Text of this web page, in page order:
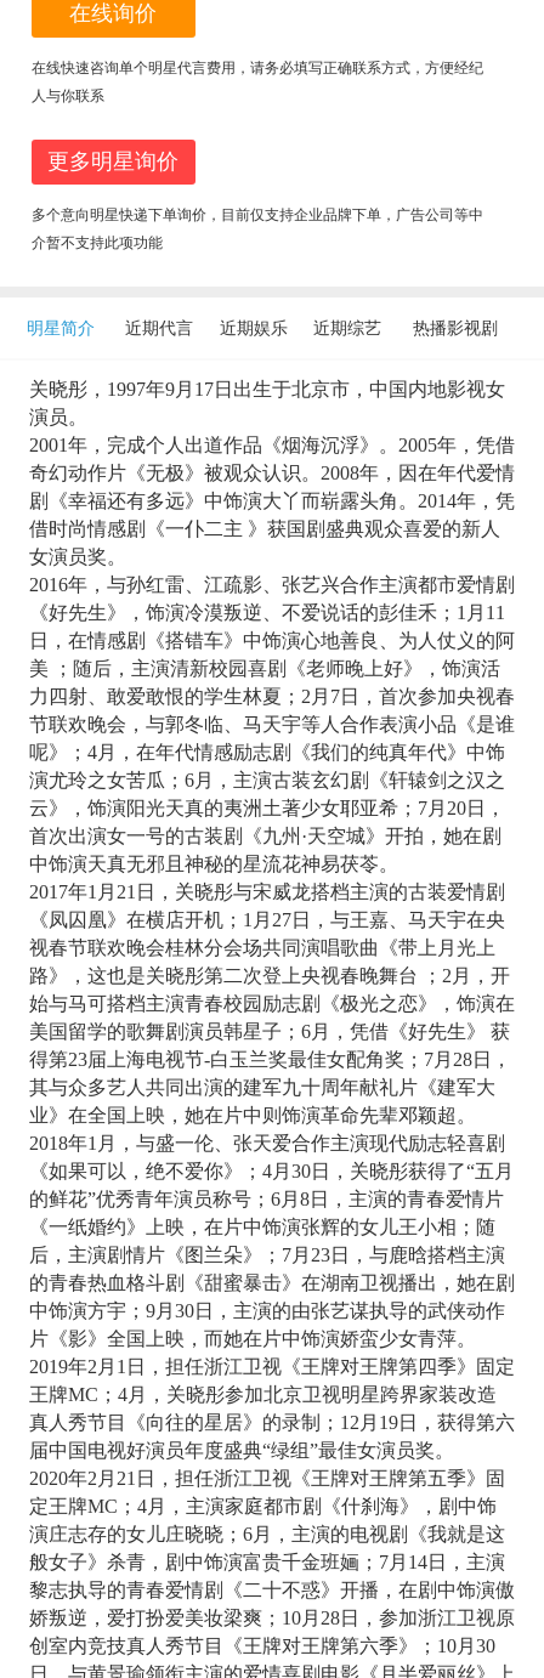
在线询价
在线快速咨询单个明星代言费用，请务必填写正确联系方式，方便经纪
人与你联系
更多明星询价
多个意向明星快递下单询价，目前仅支持企业品牌下单，广告公司等中
介暂不支持此项功能
明星简介 近期代言 近期娱乐 近期综艺 热播影视剧
关晓彤，1997年9月17日出生于北京市，中国内地影视女
演员。
2001年，完成个人出道作品《烟海沉浮》。2005年，凭借
奇幻动作片《无极》被观众认识。2008年，因在年代爱情
剧《幸福还有多远》中饰演大丫而崭露头角。2014年，凭
借时尚情感剧《一仆二主 》获国剧盛典观众喜爱的新人
女演员奖。
2016年，与孙红雷、江疏影、张艺兴合作主演都市爱情剧
《好先生》，饰演冷漠叛逆、不爱说话的彭佳禾；1月11
日，在情感剧《搭错车》中饰演心地善良、为人仗义的阿
美 ；随后，主演清新校园喜剧《老师晚上好》，饰演活
力四射、敢爱敢恨的学生林夏；2月7日，首次参加央视春
节联欢晚会，与郭冬临、马天宇等人合作表演小品《是谁
呢》；4月，在年代情感励志剧《我们的纯真年代》中饰
演尤玲之女苦瓜；6月，主演古装玄幻剧《轩辕剑之汉之
云》，饰演阳光天真的夷洲土著少女耶亚希；7月20日，
首次出演女一号的古装剧《九州·天空城》开拍，她在剧
中饰演天真无邪且神秘的星流花神易茯苓。
2017年1月21日，关晓彤与宋威龙搭档主演的古装爱情剧
《凤囚凰》在横店开机；1月27日，与王嘉、马天宇在央
视春节联欢晚会桂林分会场共同演唱歌曲《带上月光上
路》，这也是关晓彤第二次登上央视春晚舞台 ；2月，开
始与马可搭档主演青春校园励志剧《极光之恋》，饰演在
美国留学的歌舞剧演员韩星子；6月，凭借《好先生》 获
得第23届上海电视节-白玉兰奖最佳女配角奖；7月28日，
其与众多艺人共同出演的建军九十周年献礼片《建军大
业》在全国上映，她在片中则饰演革命先辈邓颖超。
2018年1月，与盛一伦、张天爱合作主演现代励志轻喜剧
《如果可以，绝不爱你》；4月30日，关晓彤获得了“五月
的鲜花”优秀青年演员称号；6月8日，主演的青春爱情片
《一纸婚约》上映，在片中饰演张辉的女儿王小相；随
后，主演剧情片《图兰朵》；7月23日，与鹿晗搭档主演
的青春热血格斗剧《甜蜜暴击》在湖南卫视播出，她在剧
中饰演方宇；9月30日，主演的由张艺谋执导的武侠动作
片《影》全国上映，而她在片中饰演娇蛮少女青萍。
2019年2月1日，担任浙江卫视《王牌对王牌第四季》固定
王牌MC；4月，关晓彤参加北京卫视明星跨界家装改造
真人秀节目《向往的星居》的录制；12月19日，获得第六
届中国电视好演员年度盛典“绿组”最佳女演员奖。
2020年2月21日，担任浙江卫视《王牌对王牌第五季》固
定王牌MC；4月，主演家庭都市剧《什刹海》，剧中饰
演庄志存的女儿庄晓晓；6月，主演的电视剧《我就是这
般女子》杀青，剧中饰演富贵千金班婳；7月14日，主演
黎志执导的青春爱情剧《二十不惑》开播，在剧中饰演傲
娇叛逆，爱打扮爱美妆梁爽；10月28日，参加浙江卫视原
创室内竞技真人秀节目《王牌对王牌第六季》；10月30
日，与黄景瑜领衔主演的爱情喜剧电影《月半爱丽丝》上